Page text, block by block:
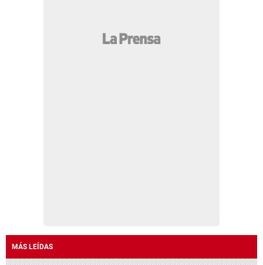
MÁS LEÍDAS